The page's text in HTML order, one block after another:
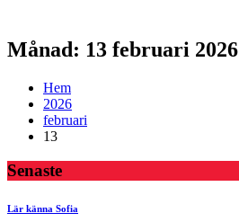
Månad: 13 februari 2026
Hem
2026
februari
13
Senaste
Lär känna Sofia